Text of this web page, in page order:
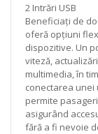
2 Intrări USB
Beneficiați de
oferă opțiuni
dispozitive. Un
viteză,
multimedia, în
conectarea unei
permite
asigurând
fără a fi nevoie